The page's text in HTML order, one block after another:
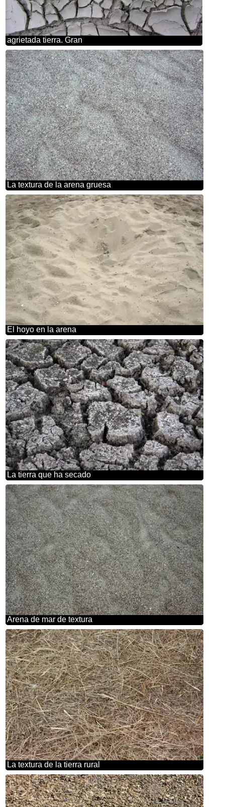
agrietada tierra. Gran
La textura de la arena gruesa
El hoyo en la arena
La tierra que ha secado
Arena de mar de textura
La textura de la tierra rural